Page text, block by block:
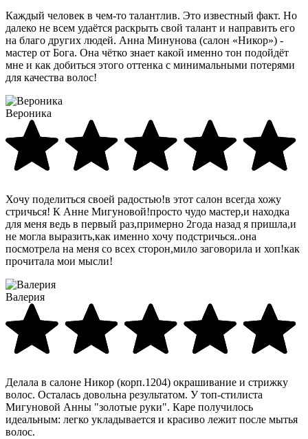
Каждый человек в чем-то талантлив. Это известный факт. Но
далеко не всем удаётся раскрыть свой талант и направить его
на благо других людей. Анна Минунова (салон «Никор») -
мастер от Бога. Она чётко знает какой именно тон подойдёт
мне и как добиться этого оттенка с минимальными потерями
для качества волос!
Вероника
Хочу поделиться своей радостью!в этот салон всегда хожу
стричься! К Анне Мигуновой!просто чудо мастер,и находка
для меня ведь в первый раз,примерно 2года назад я пришла,и
не могла выразить,как именно хочу подстричься..она
посмотрела на меня со всех сторон,мило заговорила и хоп!как
прочитала мои мысли!
Валерия
Делала в салоне Никор (корп.1204) окрашивание и стрижку
волос. Осталась довольна результатом. У топ-стилиста
Мигуновой Анны "золотые руки". Каре получилось
идеальным: легко укладывается и красиво лежит после мытья
волос.